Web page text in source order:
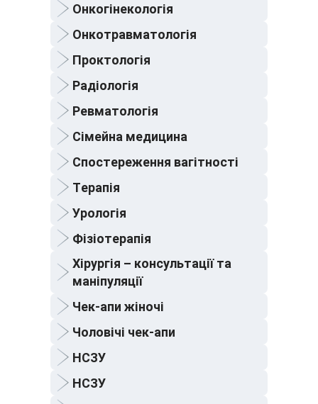
Онкогінекологія
Онкотравматологія
Проктологія
Радіологія
Ревматологія
Сімейна медицина
Спостереження вагітності
Терапія
Урологія
Фізіотерапія
Хірургія – консультації та
маніпуляції
Чек-апи жіночі
Чоловічі чек-апи
НСЗУ
НСЗУ